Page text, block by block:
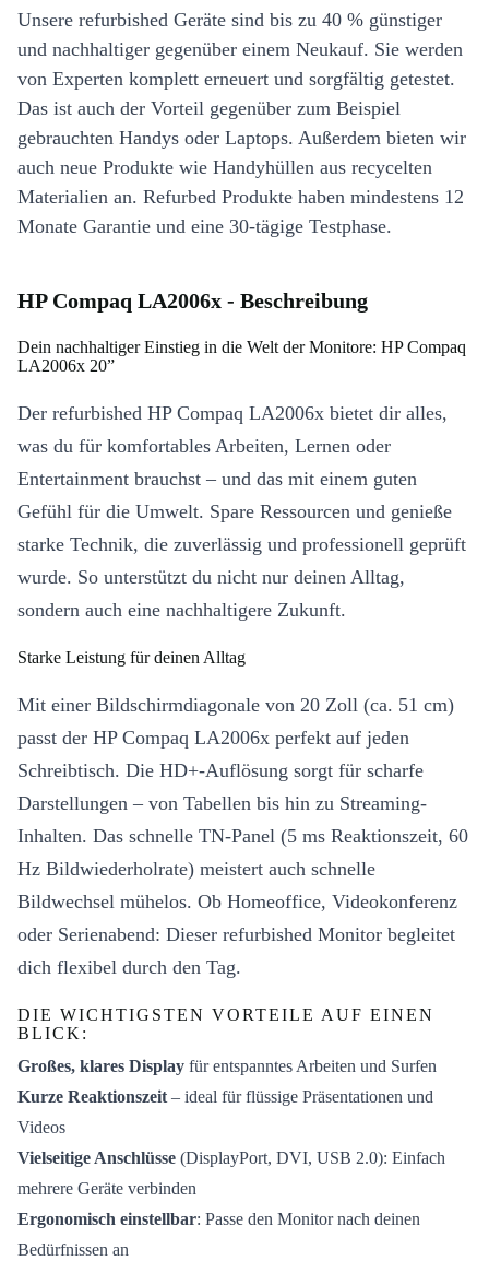
Unsere refurbished Geräte sind bis zu 40 % günstiger
und nachhaltiger gegenüber einem Neukauf. Sie werden
von Experten komplett erneuert und sorgfältig getestet.
Das ist auch der Vorteil gegenüber zum Beispiel
gebrauchten Handys oder Laptops. Außerdem bieten wir
auch neue Produkte wie Handyhüllen aus recycelten
Materialien an. Refurbed Produkte haben mindestens 12
Monate Garantie und eine 30-tägige Testphase.
HP Compaq LA2006x - Beschreibung
Dein nachhaltiger Einstieg in die Welt der Monitore: HP Compaq
LA2006x 20”
Der refurbished HP Compaq LA2006x bietet dir alles,
was du für komfortables Arbeiten, Lernen oder
Entertainment brauchst – und das mit einem guten
Gefühl für die Umwelt. Spare Ressourcen und genieße
starke Technik, die zuverlässig und professionell geprüft
wurde. So unterstützt du nicht nur deinen Alltag,
sondern auch eine nachhaltigere Zukunft.
Starke Leistung für deinen Alltag
Mit einer Bildschirmdiagonale von 20 Zoll (ca. 51 cm)
passt der HP Compaq LA2006x perfekt auf jeden
Schreibtisch. Die HD+-Auflösung sorgt für scharfe
Darstellungen – von Tabellen bis hin zu Streaming-
Inhalten. Das schnelle TN-Panel (5 ms Reaktionszeit, 60
Hz Bildwiederholrate) meistert auch schnelle
Bildwechsel mühelos. Ob Homeoffice, Videokonferenz
oder Serienabend: Dieser refurbished Monitor begleitet
dich flexibel durch den Tag.
DIE WICHTIGSTEN VORTEILE AUF EINEN
BLICK:
Großes, klares Display für entspanntes Arbeiten und Surfen
Kurze Reaktionszeit – ideal für flüssige Präsentationen und
Videos
Vielseitige Anschlüsse (DisplayPort, DVI, USB 2.0): Einfach
mehrere Geräte verbinden
Ergonomisch einstellbar: Passe den Monitor nach deinen
Bedürfnissen an